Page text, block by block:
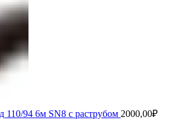
110/94 6м SN8 с раструбом 2000,00₽